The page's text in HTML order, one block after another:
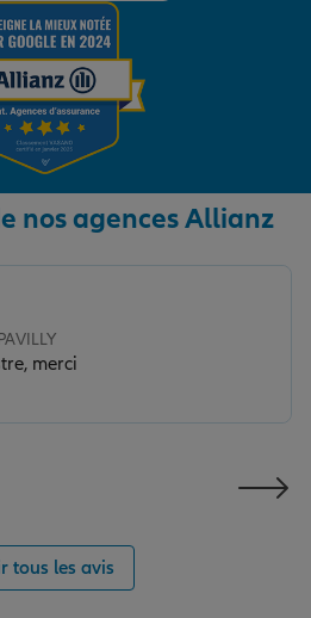
nos agences Allianz
merci
tous les avis